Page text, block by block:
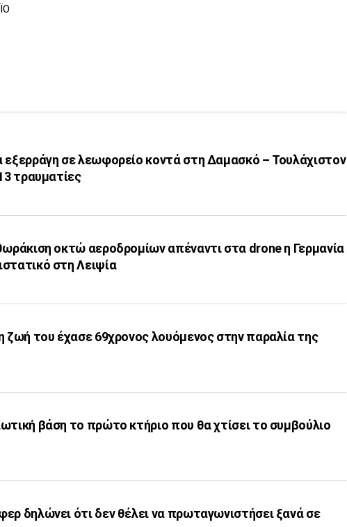
εξερράγη σε λεωφορείο κοντά στη Δαμασκό – Τουλάχιστον
τραυματίες
οκτώ αεροδρομίων απέναντι στα drone η Γερμανία
στη Λειψία
ζωή του έχασε 69χρονος λουόμενος στην παραλία της
βάση το πρώτο κτήριο που θα χτίσει το συμβούλιο
δηλώνει ότι δεν θέλει να πρωταγωνιστήσει ξανά σε